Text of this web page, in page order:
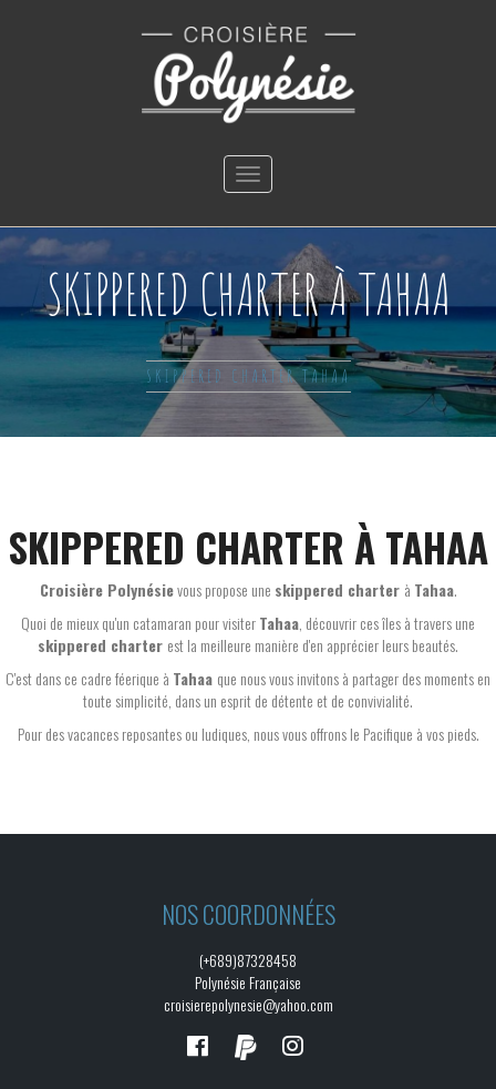
Toggle
navigation
SKIPPERED CHARTER À TAHAA
SKIPPERED CHARTER TAHAA
SKIPPERED CHARTER À TAHAA
Croisière Polynésievous propose une skippered charter à Tahaa.
Quoi de mieux qu'un catamaran pour visiterTahaa , découvrir ces îles à travers une
skippered charter est la meilleure manière d'en apprécier leurs beautés.
C'est dans ce cadre féerique à Tahaa que nous vous invitons à partager des moments en
toute simplicité, dans un esprit de détente et de convivialité.
Pour des vacances reposantes ou ludiques, nous vous offrons le Pacifique à vos pieds.
NOS COORDONNÉES
(+689)87328458
Polynésie Française
croisierepolynesie@yahoo.com